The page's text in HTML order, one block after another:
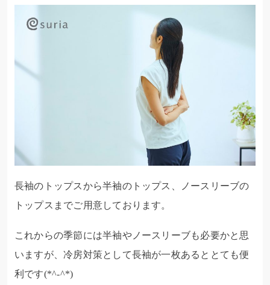
長袖のトップスから半袖のトップス、ノースリーブの
トップスまでご用意しております。
これからの季節には半袖やノースリーブも必要かと思
いますが、冷房対策として長袖が一枚あるととても便
利です(*^-^*)